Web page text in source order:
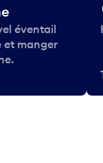
éventail
et manger